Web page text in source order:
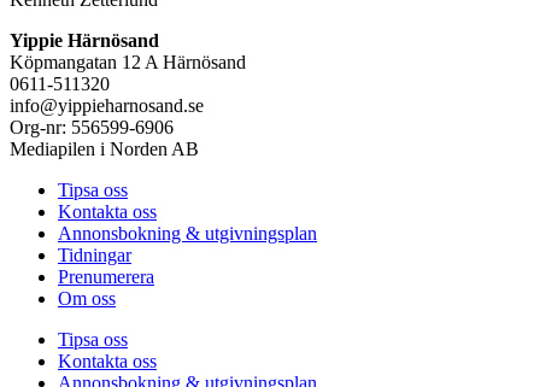
Yippie Härnösand
Köpmangatan 12 A Härnösand
0611-511320
info@yippieharnosand.se
Org-nr: 556599-6906
Mediapilen i Norden AB
Tipsa oss
Kontakta oss
Annonsbokning & utgivningsplan
Tidningar
Prenumerera
Om oss
Tipsa oss
Kontakta oss